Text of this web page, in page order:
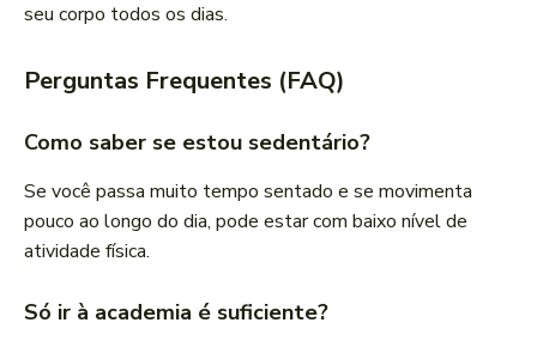
seu corpo todos os dias.
Perguntas Frequentes (FAQ)
Como saber se estou sedentário?
Se você passa muito tempo sentado e se movimenta
pouco ao longo do dia, pode estar com baixo nível de
atividade física.
Só ir à academia é suficiente?